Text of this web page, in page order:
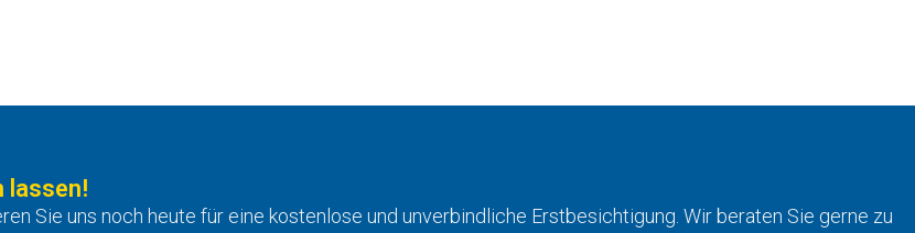
lassen!
Sie uns noch heute für eine kostenlose und unverbindliche Erstbesichtigung. Wir beraten Sie gerne zu